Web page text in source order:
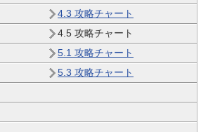
4.3 攻略チャート
4.5 攻略チャート
5.1 攻略チャート
5.3 攻略チャート